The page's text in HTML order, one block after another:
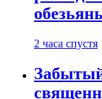
2 часа спустя